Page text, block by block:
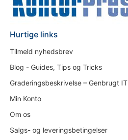
Hurtige links
Tilmeld nyhedsbrev
Blog - Guides, Tips og Tricks
Graderingsbeskrivelse – Genbrugt IT
Min Konto
Om os
Salgs- og leveringsbetingelser